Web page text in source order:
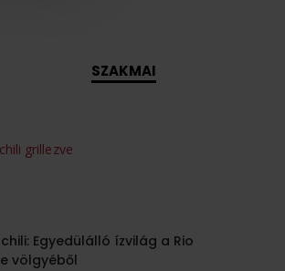
SZAKMAI
Egyedülálló ízvilág a Rio
völgyéből